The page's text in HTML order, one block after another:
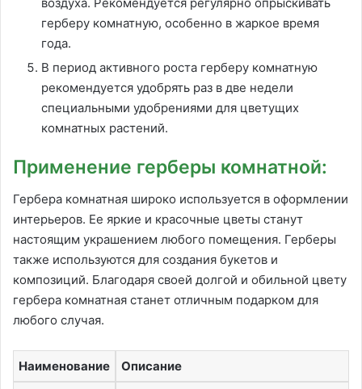
герберу комнатную, особенно в жаркое время
года.
В период активного роста герберу комнатную
рекомендуется удобрять раз в две недели
специальными удобрениями для цветущих
комнатных растений.
Применение герберы комнатной:
Гербера комнатная широко используется в оформлении
интерьеров. Ее яркие и красочные цветы станут
настоящим украшением любого помещения. Герберы
также используются для создания букетов и
композиций. Благодаря своей долгой и обильной цвету
гербера комнатная станет отличным подарком для
любого случая.
Наименование Описание